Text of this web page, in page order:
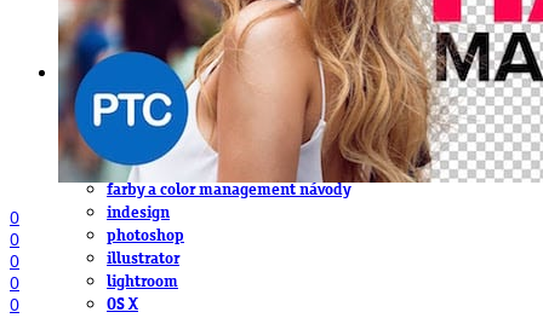
DeTePe [dtp]
ZÁKAZKY
FREE
NÁVODY
základy DTP
pre klientov
pdf, ps, acrobat, distiller
fonty, písmo, typografia
farby a color management návody
indesign
photoshop
illustrator
lightroom
OS X
0
0
0
0
0